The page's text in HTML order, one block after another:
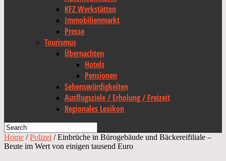
KFZ Werkstätten
Immobilienmarkt
Presse
Tourismus
Übernachten
Hotels
Pensionen
Sehenswürdigkeiten
Ausflugsziele / Erholung / Freizeit
Regionales Lexikon
Home /Polizei /Einbrüche in Bürogebäude und Bäckereifiliale –
Beute im Wert von einigen tausend Euro